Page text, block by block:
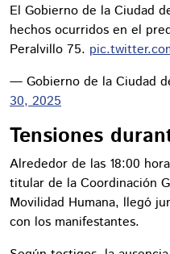
El Gobierno de la Ciudad
hechos ocurridos en el
Peralvillo 75.
— Gobierno de la Ciudad
30, 2025
Tensiones
Alrededor de las 18:00
titular de la Coordinación
Movilidad Humana, llegó
con los manifestantes.